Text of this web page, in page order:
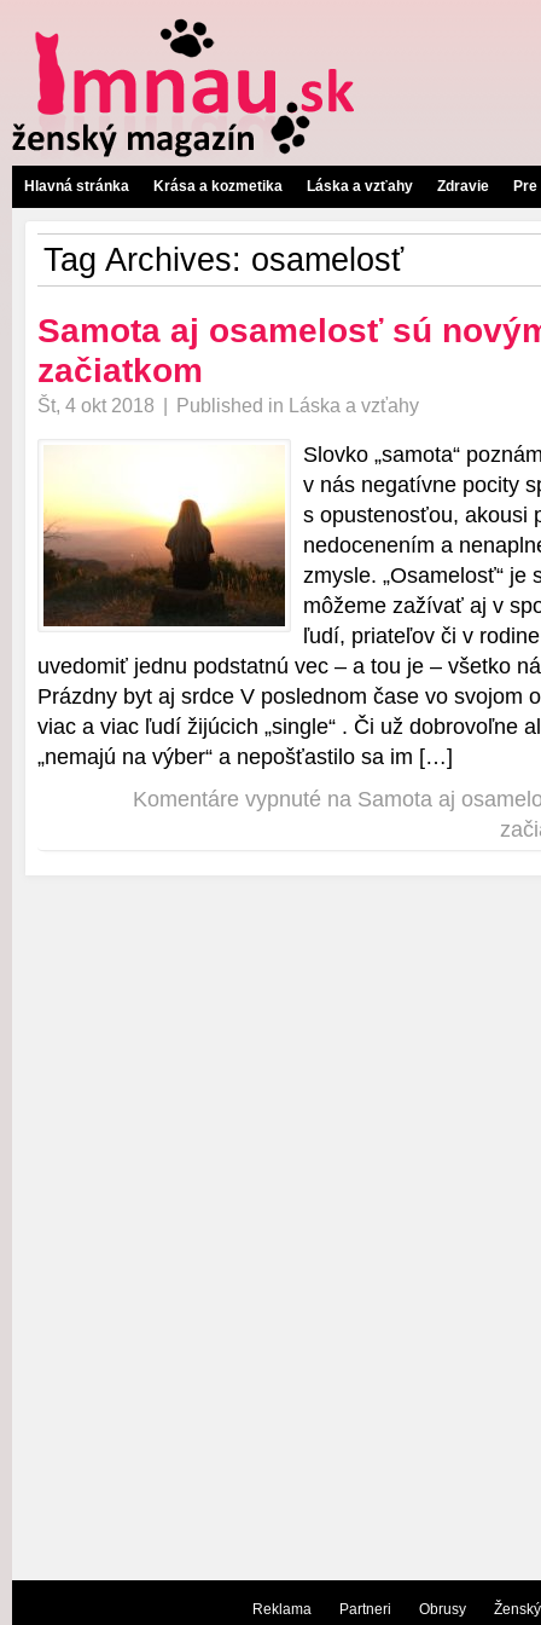
Hlavná stránka Krása a kozmetika Láska a vzťahy Zdravie
Tag Archives: osamelosť
Samota aj osamelosť sú
začiatkom
Št, 4 okt 2018 | Published in Láska a vzťahy
Slovko „samota“
v nás negatívne pocity
s opustenosťou, akousi
nedocenením a
zmysle. „Osamelosť“ je
môžeme zažívať aj v
ľudí, priateľov či v
uvedomiť jednu podstatnú vec – a tou je – všetko
Prázdny byt aj srdce V poslednom čase vo svojom
viac a viac ľudí žijúcich „single“ . Či už dobrovoľne
„nemajú na výber“ a nepošťastilo sa im […]
Komentáre vypnuté na Samota aj
Reklama Partneri Obrusy